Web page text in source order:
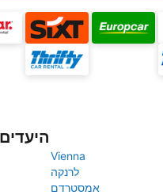
Vienna
לרנקה
אמסטרדם